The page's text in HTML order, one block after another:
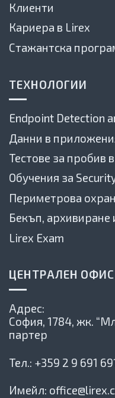
Клиенти
Кариера в Lirex
Стажантска
ТЕХНОЛОГИИ
Endpoint Detection
Данни в
Тестове за пробив
Обучения за
Периметрова
Бекъп, архивиране
Lirex Exam
ЦЕНТРАЛЕН ОФИС
Адрес:
София, 1784, жк.
партер
Тел.: +359 2 9 691
Имейл: